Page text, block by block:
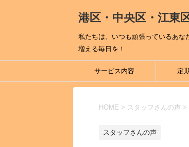
港区・中央区・江東
私たちは、いつも頑張っているあ
増える毎日を！
サービス内容 定
HOME > スタッフさんの声 >
スタッフさんの声